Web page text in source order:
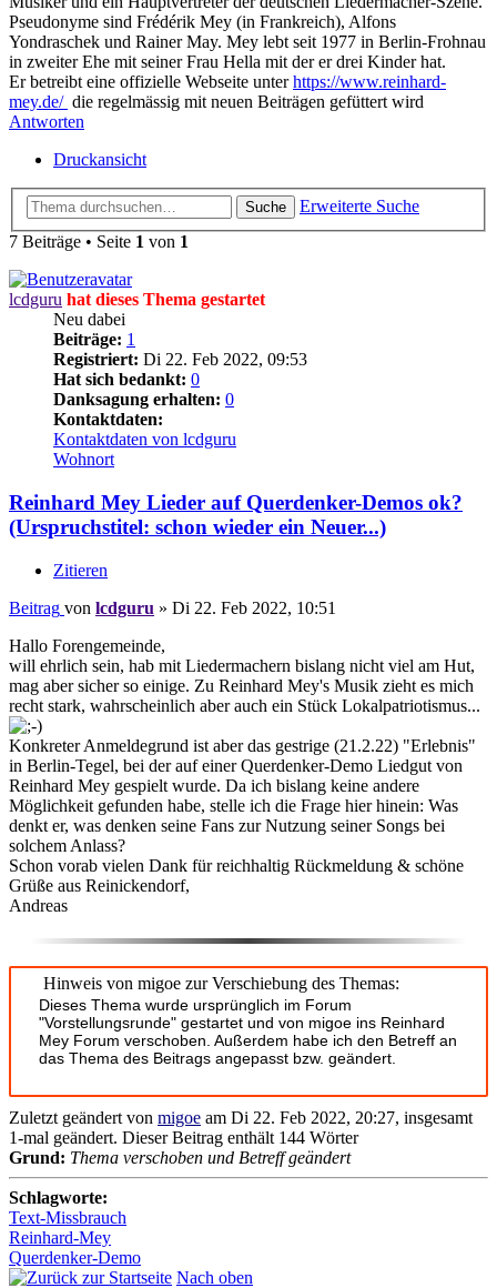
Pseudonyme sind Frédérik Mey (in Frankreich), Alfons
Yondraschek und Rainer May. Mey lebt seit 1977 in Berlin-Frohnau
in zweiter Ehe mit seiner Frau Hella mit der er drei Kinder hat.
Er betreibt eine offizielle Webseite unterhttps://www.reinhard-
mey.de/ die regelmässig mit neuen Beiträgen gefüttert wird
Antworten
Druckansicht
Suche
Erweiterte Suche
7 Beiträge • Seite 1 von 1
lcdguru hat dieses Thema gestartet
Neu dabei
Beiträge: 1
Registriert: Di 22. Feb 2022, 09:53
Hat sich bedankt: 0
Danksagung erhalten: 0
Kontaktdaten:
Kontaktdaten von lcdguru
Wohnort
Reinhard Mey Lieder auf Querdenker-Demos ok?
(Urspruchstitel: schon wieder ein Neuer...)
Zitieren
Beitrag von lcdguru » Di 22. Feb 2022, 10:51
Hallo Forengemeinde,
will ehrlich sein, hab mit Liedermachern bislang nicht viel am Hut,
mag aber sicher so einige. Zu Reinhard Mey's Musik zieht es mich
recht stark, wahrscheinlich aber auch ein Stück Lokalpatriotismus...
Konkreter Anmeldegrund ist aber das gestrige (21.2.22) "Erlebnis"
in Berlin-Tegel, bei der auf einer Querdenker-Demo Liedgut von
Reinhard Mey gespielt wurde. Da ich bislang keine andere
Möglichkeit gefunden habe, stelle ich die Frage hier hinein: Was
denkt er, was denken seine Fans zur Nutzung seiner Songs bei
solchem Anlass?
Schon vorab vielen Dank für reichhaltig Rückmeldung & schöne
Grüße aus Reinickendorf,
Andreas
Hinweis von migoe zur Verschiebung des Themas:
Dieses Thema wurde ursprünglich im Forum
"Vorstellungsrunde" gestartet und von migoe ins Reinhard
Mey Forum verschoben. Außerdem habe ich den Betreff an
das Thema des Beitrags angepasst bzw. geändert.
Zuletzt geändert von migoe am Di 22. Feb 2022, 20:27, insgesamt
1-mal geändert. Dieser Beitrag enthält 144 Wörter
Grund: Thema verschoben und Betreff geändert
Schlagworte:
Text-Missbrauch
Reinhard-Mey
Querdenker-Demo
Nach oben